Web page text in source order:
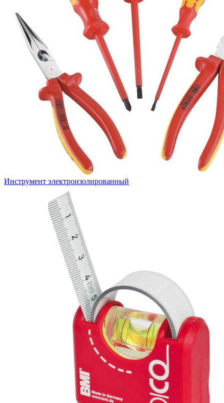
Инструмент электроизолированный